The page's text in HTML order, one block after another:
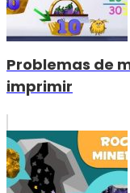
Problemas de
imprimir